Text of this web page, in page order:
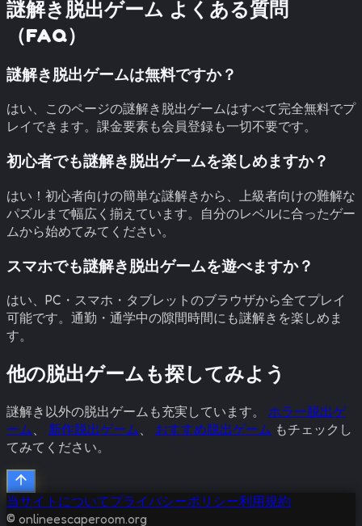
謎解き脱出ゲーム よくある質問
（FAQ）
謎解き脱出ゲームは無料ですか？
はい、このページの謎解き脱出ゲームはすべて完全無料でプ
レイできます。課金要素も会員登録も一切不要です。
初心者でも謎解き脱出ゲームを楽しめますか？
はい！初心者向けの簡単な謎解きから、上級者向けの難解な
パズルまで幅広く揃えています。自分のレベルに合ったゲー
ムから始めてみてください。
スマホでも謎解き脱出ゲームを遊べますか？
はい、PC・スマホ・タブレットのブラウザから全てプレイ
可能です。通勤・通学中の隙間時間にも謎解きを楽しめま
す。
他の脱出ゲームも探してみよう
謎解き以外の脱出ゲームも充実しています。
ホラー脱出ゲ
ーム、 新作脱出ゲーム、 おすすめ脱出ゲーム もチェックし
てみてください。
当サイトについてプライバシーポリシー利用規約
© onlineescaperoom.org